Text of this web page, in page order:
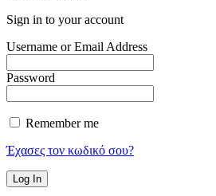
Sign in to your account
Username or Email Address
Password
Remember me
Έχασες τον κωδικό σου?